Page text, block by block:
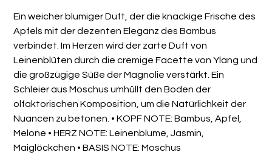
Ein weicher blumiger Duft, der die knackige Frische des
Apfels mit der dezenten Eleganz des Bambus
verbindet. Im Herzen wird der zarte Duft von
Leinenblüten durch die cremige Facette von Ylang und
die großzügige Süße der Magnolie verstärkt. Ein
Schleier aus Moschus umhüllt den Boden der
olfaktorischen Komposition, um die Natürlichkeit der
Nuancen zu betonen. • KOPF NOTE: Bambus, Apfel,
Melone • HERZ NOTE: Leinenblume, Jasmin,
Maiglöckchen • BASIS NOTE: Moschus